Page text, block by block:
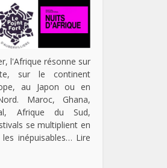
l'Afrique résonne sur
sur le continent
au Japon ou en
Maroc, Ghana,
Afrique du Sud,
se multiplient en
inépuisables… Lire